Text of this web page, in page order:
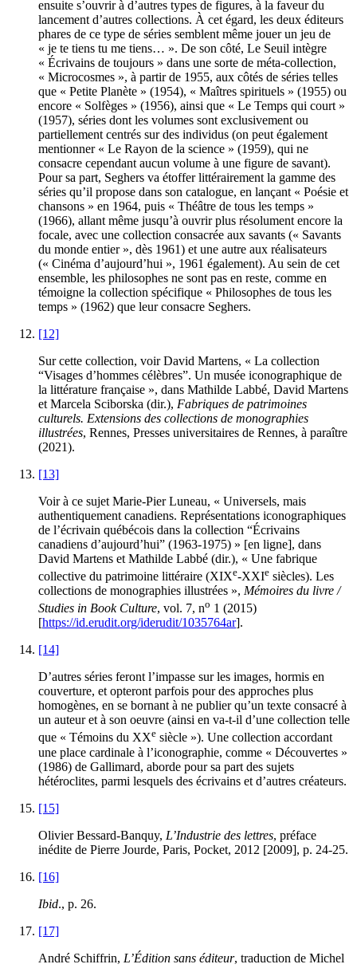
ensuite s’ouvrir à d’autres types de figures, à la faveur du
lancement d’autres collections. À cet égard, les deux éditeurs
phares de ce type de séries semblent même jouer un jeu de
« je te tiens tu me tiens… ». De son côté, Le Seuil intègre
« Écrivains de toujours » dans une sorte de méta-collection,
« Microcosmes », à partir de 1955, aux côtés de séries telles
que « Petite Planète » (1954), « Maîtres spirituels » (1955) ou
encore « Solfèges » (1956), ainsi que « Le Temps qui court »
(1957), séries dont les volumes sont exclusivement ou
partiellement centrés sur des individus (on peut également
mentionner « Le Rayon de la science » (1959), qui ne
consacre cependant aucun volume à une figure de savant).
Pour sa part, Seghers va étoffer littérairement la gamme des
séries qu’il propose dans son catalogue, en lançant « Poésie et
chansons » en 1964, puis « Théâtre de tous les temps »
(1966), allant même jusqu’à ouvrir plus résolument encore la
focale, avec une collection consacrée aux savants (« Savants
du monde entier », dès 1961) et une autre aux réalisateurs
(« Cinéma d’aujourd’hui », 1961 également). Au sein de cet
ensemble, les philosophes ne sont pas en reste, comme en
témoigne la collection spécifique « Philosophes de tous les
temps » (1962) que leur consacre Seghers.
[12]
Sur cette collection, voir David Martens, « La collection
“Visages d’hommes célèbres”. Un musée iconographique de
la littérature française », dans Mathilde Labbé, David Martens
et Marcela Sciborska (dir.), Fabriques de patrimoines
culturels. Extensions des collections de monographies
illustrées, Rennes, Presses universitaires de Rennes, à paraître
(2021).
[13]
Voir à ce sujet Marie-Pier Luneau, « Universels, mais
authentiquement canadiens. Représentations iconographiques
de l’écrivain québécois dans la collection “Écrivains
canadiens d’aujourd’hui” (1963-1975) » [en ligne], dans
David Martens et Mathilde Labbé (dir.), « Une fabrique
collective du patrimoine littéraire (XIXe-XXIe siècles). Les
collections de monographies illustrées », Mémoires du livre /
Studies in Book Culture, vol. 7, no 1 (2015)
[https://id.erudit.org/iderudit/1035764ar].
[14]
D’autres séries feront l’impasse sur les images, hormis en
couverture, et opteront parfois pour des approches plus
homogènes, en se bornant à ne publier qu’un texte consacré à
un auteur et à son oeuvre (ainsi en va-t-il d’une collection telle
que « Témoins du XXe siècle »). Une collection accordant
une place cardinale à l’iconographie, comme « Découvertes »
(1986) de Gallimard, aborde pour sa part des sujets
hétéroclites, parmi lesquels des écrivains et d’autres créateurs.
[15]
Olivier Bessard-Banquy, L’Industrie des lettres, préface
inédite de Pierre Jourde, Paris, Pocket, 2012 [2009], p. 24-25.
[16]
Ibid., p. 26.
[17]
André Schiffrin, L’Édition sans éditeur, traduction de Michel